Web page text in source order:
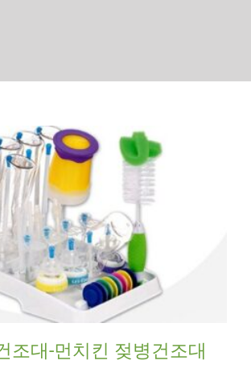
조대-먼치킨 젖병건조대